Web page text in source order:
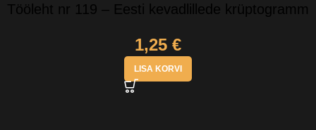
Tööleht nr 119 – Eesti kevadlillede krüptogramm
1,25 €
LISA KORVI